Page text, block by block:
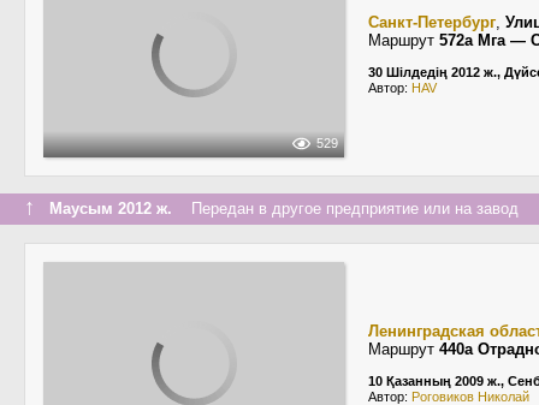
529
Санкт-Петербург,
Маршрут 572а Мга —
30 Шілдедің 2012 ж.,
Автор: HAV
↑ Маусым 2012 ж. Передан в другое предприятие или на завод
Ленинградская
Маршрут 440а
10 Қазанның 2009 ж.,
Автор: Роговиков Николай